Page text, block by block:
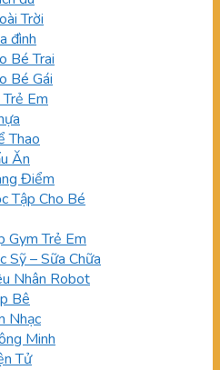
Trời
đình
Bé Trai
Bé Gái
Em
Thao
Ăn
Điểm
Tập Cho Bé
Gym Trẻ Em
Sỹ – Sữa Chữa
Nhân Robot
Bê
Nhạc
Minh
Tử